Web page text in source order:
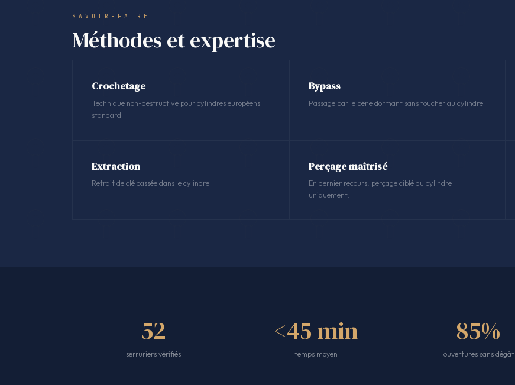
SAVOIR-FAIRE
Méthodes et expertise
Crochetage
Technique non-destructive pour cylindres européens
standard.
Bypass
Passage par le pêne dormant sans toucher au cylindre.
Extraction
Retrait de clé cassée dans le cylindre.
Perçage maîtrisé
En dernier recours, perçage ciblé du cylindre
uniquement.
52
serruriers vérifiés
<45 min
temps moyen
85%
ouvertures sans dégât